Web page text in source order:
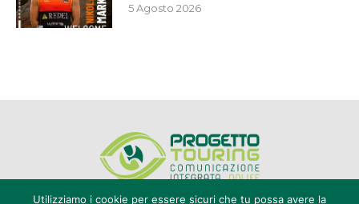
5 Agosto 2026
Utilizziamo i cookie per essere sicuri che tu possa avere la